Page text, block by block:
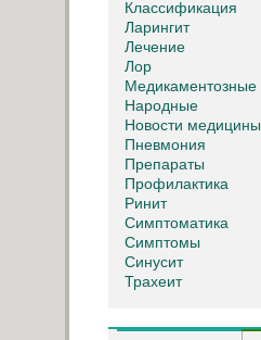
Классификация
Ларингит
Лечение
Лор
Медикаментозные
Народные
Новости медицины
Пневмония
Препараты
Профилактика
Ринит
Симптоматика
Симптомы
Синусит
Трахеит